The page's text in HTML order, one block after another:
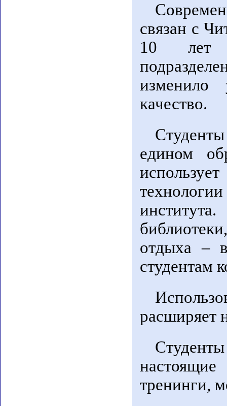
связан с
10 лет
изменило
качество.
едином
отдыха –
студентам
расширяет
тренинги,